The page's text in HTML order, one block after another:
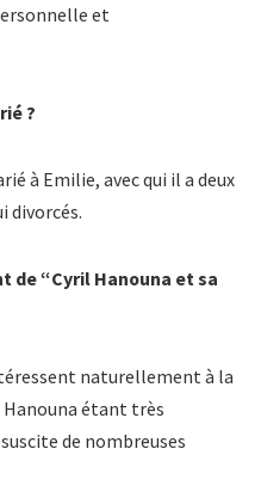
et
?
à Emilie, avec qui il a deux
divorcés.
de “Cyril Hanouna et sa
naturellement à la
Hanouna étant très
de nombreuses